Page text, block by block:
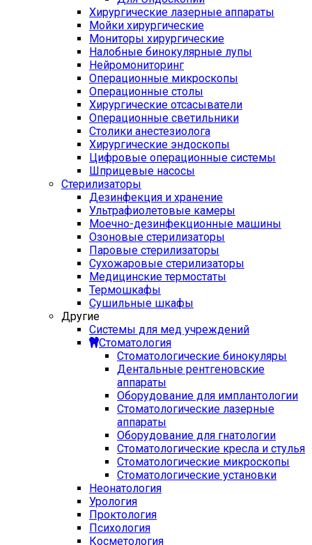
Хирургические лазерные аппараты
Мойки хирургические
Мониторы хирургические
Налобные бинокулярные лупы
Нейромониторинг
Операционные микроскопы
Операционные столы
Хирургические отсасыватели
Операционные светильники
Столики анестезиолога
Хирургические эндоскопы
Цифровые операционные системы
Шприцевые насосы
Стерилизаторы
Дезинфекция и хранение
Ультрафиолетовые камеры
Моечно-дезинфекционные машины
Озоновые стерилизаторы
Паровые стерилизаторы
Сухожаровые стерилизаторы
Медицинские термостаты
Термошкафы
Сушильные шкафы
Другие
Системы для мед учреждений
Стоматология
Стоматологические бинокуляры
Дентальные рентгеновские
аппараты
Оборудование для имплантологии
Стоматологические лазерные
аппараты
Оборудование для гнатологии
Стоматологические кресла и стулья
Стоматологические микроскопы
Стоматологические установки
Неонатология
Урология
Проктология
Психология
Косметология